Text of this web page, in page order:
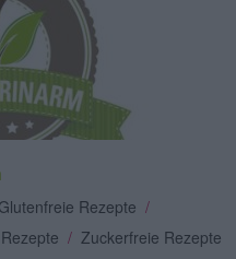
Glutenfreie Rezepte /
/ Zuckerfreie Rezepte